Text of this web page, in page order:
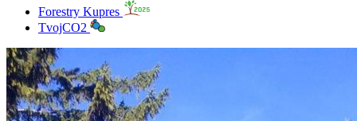
Forestry Kupres
TvojCO2